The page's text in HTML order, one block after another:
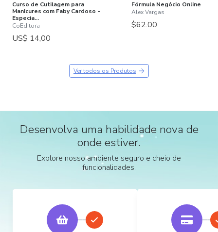
Curso de Cutilagem para
Manicures com Faby Cardoso -
Especia...
CoEditora
US$ 14,00
Fórmula Negócio Online
Alex Vargas
$62.00
Ver todos os Produtos
Desenvolva uma habilidade nova de
onde estiver.
Explore nosso ambiente seguro e cheio de
funcionalidades.